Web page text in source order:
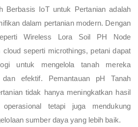
Berbasis IoT untuk Pertanian adalah
dalam pertanian modern. Dengan
Wireless Lora Soil PH Node
cloud seperti microthings, petani dapat
untuk mengelola tanah mereka
efektif. Pemantauan pH Tanah
tidak hanya meningkatkan hasil
tetapi juga mendukung
sumber daya yang lebih baik.